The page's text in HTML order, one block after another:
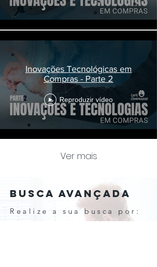
Inovações Tecnológicas em
Compras - Parte 2
Reproduzir vídeo
Ver mais
BUSCA AVANÇADA
Realize a sua busca por: